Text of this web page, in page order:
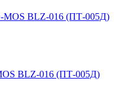
BLZ-016 (ПТ-005Д)